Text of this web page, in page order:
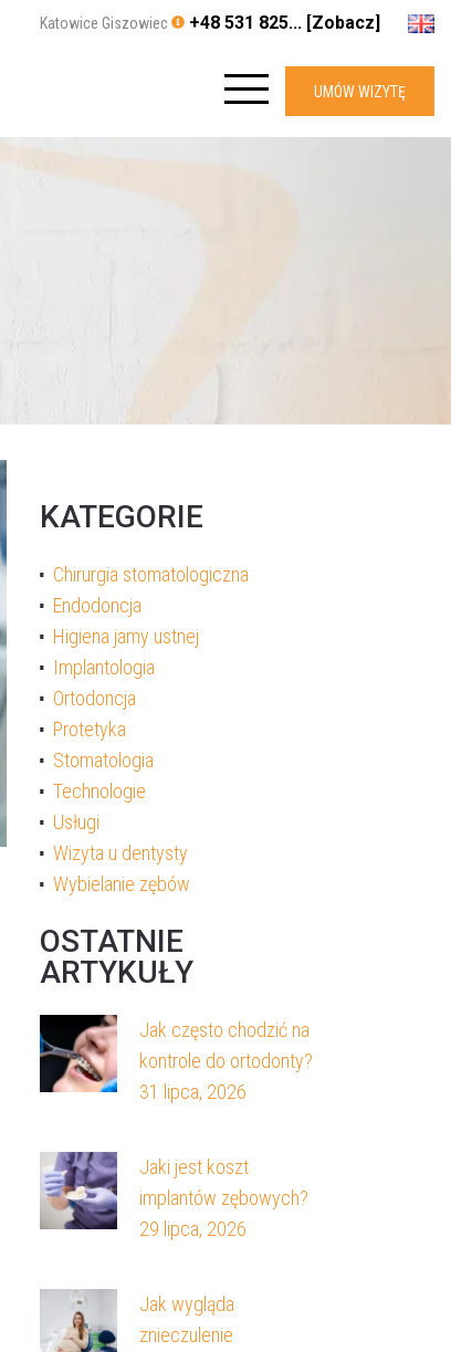
Katowice Giszowiec +48 531 825... [Zobacz]
UMÓW WIZYTĘ
KATEGORIE
Chirurgia stomatologiczna
Endodoncja
Higiena jamy ustnej
Implantologia
Ortodoncja
Protetyka
Stomatologia
Technologie
Usługi
Wizyta u dentysty
Wybielanie zębów
OSTATNIE
ARTYKUŁY
Jak często chodzić na
kontrole do ortodonty?
31 lipca, 2026
Jaki jest koszt
implantów zębowych?
29 lipca, 2026
Jak wygląda
znieczulenie